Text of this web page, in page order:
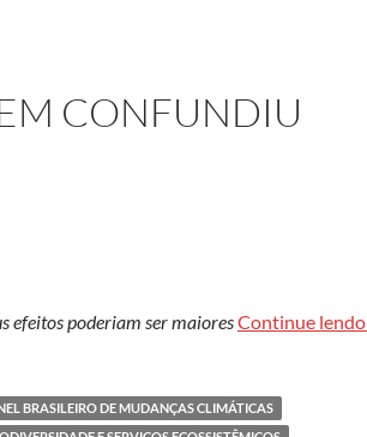
CONFUNDIU
efeitos poderiam ser maioresContinue lendo
BRASILEIRO DE MUDANÇAS CLIMÁTICAS